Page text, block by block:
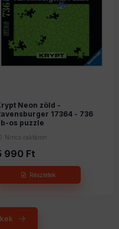
Neon zöld -
17364 - 736
os puzzle
Nincs raktáron
990 Ft